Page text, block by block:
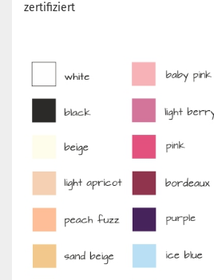
zertifiziert